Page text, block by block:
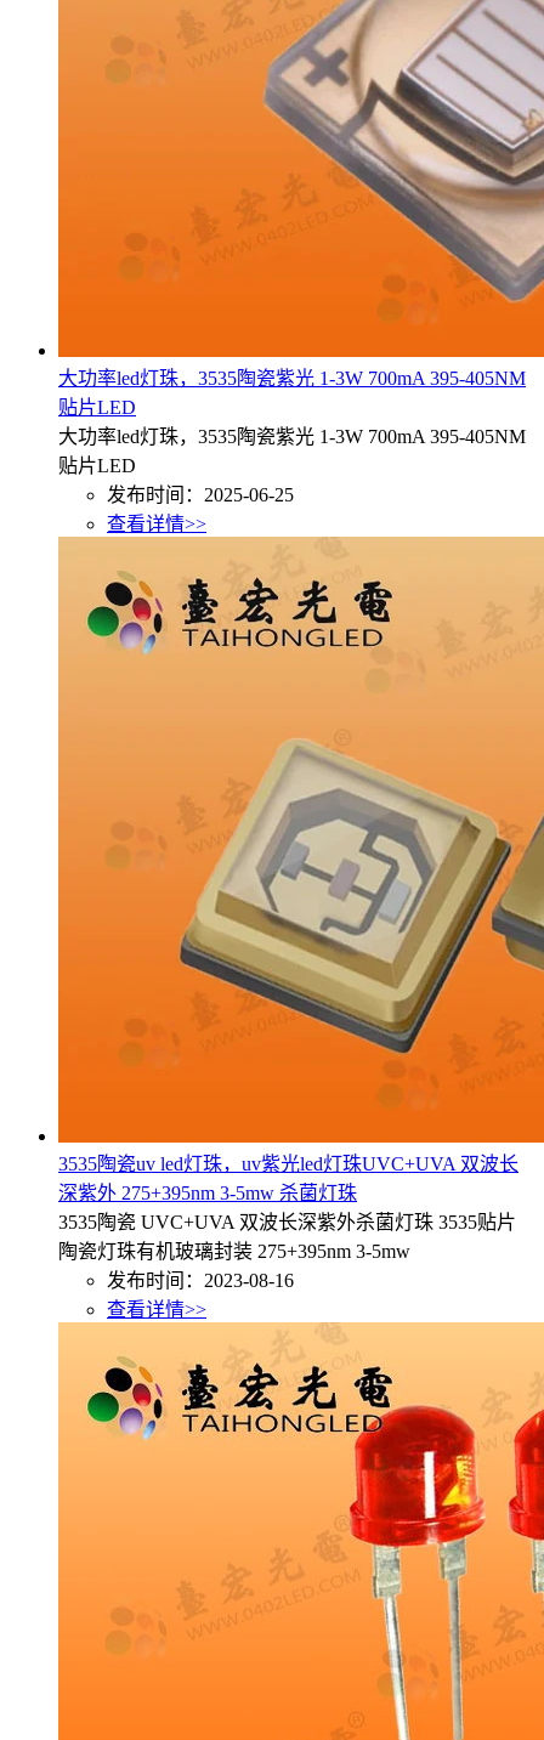
大功率led灯珠，3535陶瓷紫光 1-3W 700mA 395-405NM
贴片LED
大功率led灯珠，3535陶瓷紫光 1-3W 700mA 395-405NM
贴片LED
发布时间：2025-06-25
查看详情>>
3535陶瓷uv led灯珠，uv紫光led灯珠UVC+UVA 双波长
深紫外 275+395nm 3-5mw 杀菌灯珠
3535陶瓷 UVC+UVA 双波长深紫外杀菌灯珠 3535贴片
陶瓷灯珠有机玻璃封装 275+395nm 3-5mw
发布时间：2023-08-16
查看详情>>